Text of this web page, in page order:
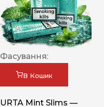
Фасування:
В Кошик
URTA Mint Slims —